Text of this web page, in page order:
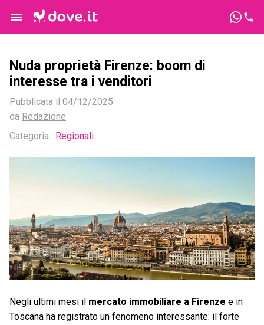
Nuda proprietà Firenze: boom di
interesse tra i venditori
Pubblicata il 04/12/2025
da Redazione
Categoria:
Regionali
Negli ultimi mesi il mercato immobiliare a Firenze e in
Toscana ha registrato un fenomeno interessante: il forte